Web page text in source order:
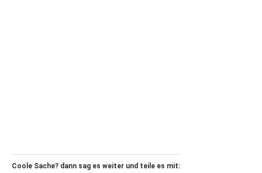
Coole Sache? dann sag es weiter und teile es mit: